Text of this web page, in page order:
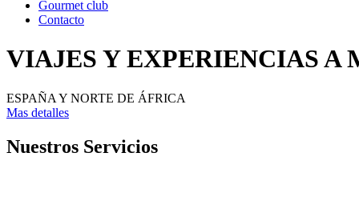
Gourmet club
Contacto
VIAJES Y EXPERIENCIAS A
ESPAÑA Y NORTE DE ÁFRICA
Mas detalles
Nuestros Servicios